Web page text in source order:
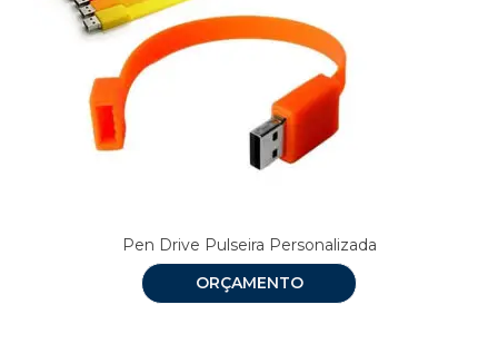
Pen Drive Pulseira Personalizada
ORÇAMENTO